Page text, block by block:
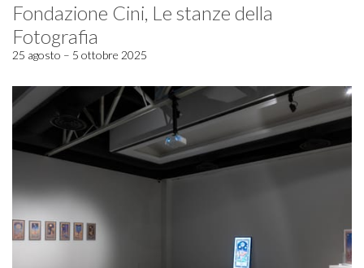
Fondazione Cini, Le stanze della
Fotografia
25 agosto – 5 ottobre 2025